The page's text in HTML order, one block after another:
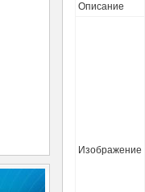
Описание
Изображение